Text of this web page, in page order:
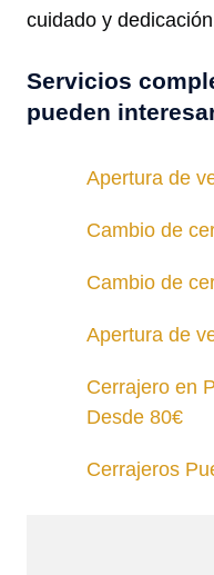
cuidado y
Servicios
pueden
Apertura de
Cambio de
Cambio de
Apertura de
Cerrajero en
Desde 80€
Cerrajeros